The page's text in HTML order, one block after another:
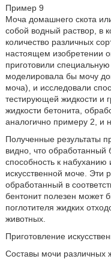
Пример 9
Моча домашнего скота
собой водный раствор, в
количество различных
настоящем изобретении
приготовили
моделировала бы мочу
моча), и исследовали
тестирующей жидкости и
жидкости бетонита,
аналогично примеру 2, и
Полученные результаты
видно, что обработанный
способность к набуханию
искусственной моче. Эти
обработанный в
бентонит полезен может
поглотителя жидких
животных.
Приготовление
Составы мочи различных